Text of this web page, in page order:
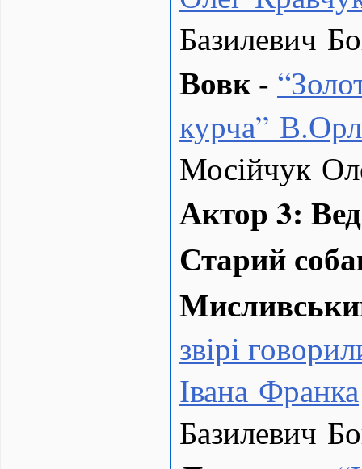
Базилевич
Вовк- “
курча”
Мосійчук
Актор 3:
Старий
звірі
Івана Франка
Базилевич